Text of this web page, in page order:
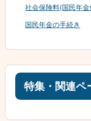
社会保険料(国民年
国民年金の手続き
特集・関連ペ